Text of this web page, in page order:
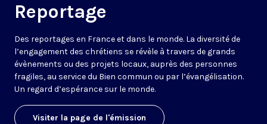
Reportage
Des reportages en France et dans le monde. La diversité de
l’engagement des chrétiens se révèle à travers de grands
évènements ou des projets locaux, auprès des personnes
fragiles, au service du Bien commun ou par l’évangélisation.
Un regard d’espérance sur le monde.
Visiter la page de l'émission